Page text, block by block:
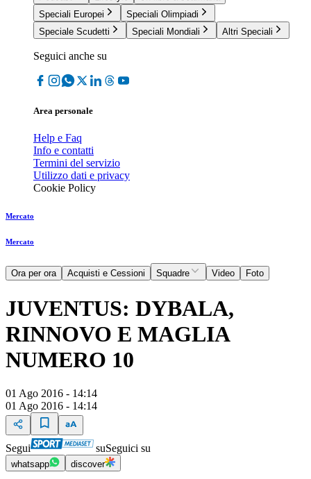
Speciali Europei
Speciali Olimpiadi
Speciale Scudetti
Speciali Mondiali Altri Speciali
Seguici anche su
Area personale
Help e Faq
Info e contatti
Termini del servizio
Utilizzo dati e privacy
Cookie Policy
Mercato
Mercato
Ora per ora Acquisti e Cessioni Squadre Video Foto
JUVENTUS: DYBALA,
RINNOVO E MAGLIA
NUMERO 10
01 Ago 2016 - 14:14
01 Ago 2016 - 14:14
Segui suSeguici su
whatsapp discover